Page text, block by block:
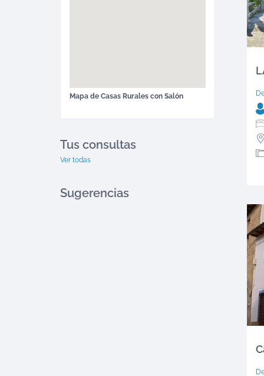
Mapa de Casas Rurales con Salón
Tus consultas
Ver todas
Sugerencias